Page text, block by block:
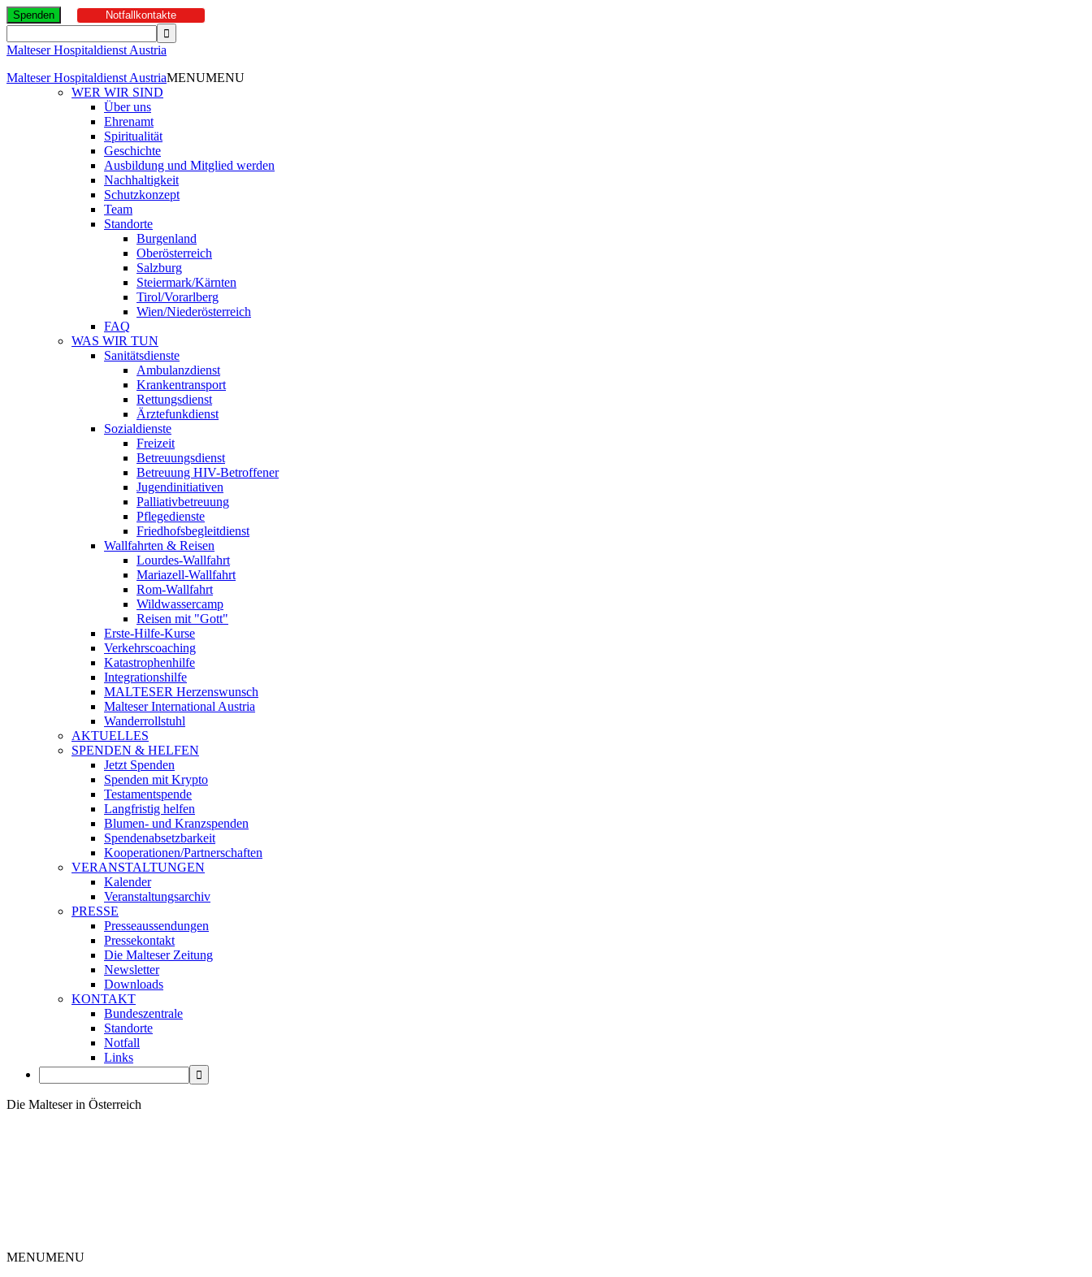
Spenden Notfallkontakte
Malteser Hospitaldienst Austria
Malteser Hospitaldienst AustriaMENUMENU
WER WIR SIND
Über uns
Ehrenamt
Spiritualität
Geschichte
Ausbildung und Mitglied werden
Nachhaltigkeit
Schutzkonzept
Team
Standorte
Burgenland
Oberösterreich
Salzburg
Steiermark/Kärnten
Tirol/Vorarlberg
Wien/Niederösterreich
FAQ
WAS WIR TUN
Sanitätsdienste
Ambulanzdienst
Krankentransport
Rettungsdienst
Ärztefunkdienst
Sozialdienste
Freizeit
Betreuungsdienst
Betreuung HIV-Betroffener
Jugendinitiativen
Palliativbetreuung
Pflegedienste
Friedhofsbegleitdienst
Wallfahrten & Reisen
Lourdes-Wallfahrt
Mariazell-Wallfahrt
Rom-Wallfahrt
Wildwassercamp
Reisen mit "Gott"
Erste-Hilfe-Kurse
Verkehrscoaching
Katastrophenhilfe
Integrationshilfe
MALTESER Herzenswunsch
Malteser International Austria
Wanderrollstuhl
AKTUELLES
SPENDEN & HELFEN
Jetzt Spenden
Spenden mit Krypto
Testamentspende
Langfristig helfen
Blumen- und Kranzspenden
Spendenabsetzbarkeit
Kooperationen/Partnerschaften
VERANSTALTUNGEN
Kalender
Veranstaltungsarchiv
PRESSE
Presseaussendungen
Pressekontakt
Die Malteser Zeitung
Newsletter
Downloads
KONTAKT
Bundeszentrale
Standorte
Notfall
Links
Die Malteser in Österreich
MENUMENU